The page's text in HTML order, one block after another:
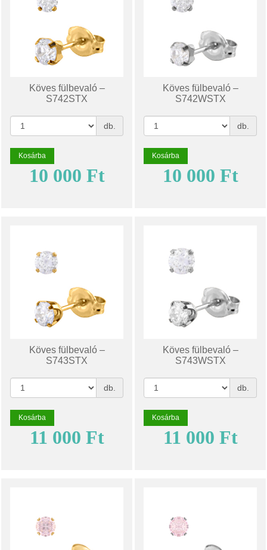
Köves fülbevaló –
S742STX
db.
Kosárba
10 000 Ft
Köves fülbevaló –
S742WSTX
db.
Kosárba
10 000 Ft
Köves fülbevaló –
S743STX
db.
Kosárba
11 000 Ft
Köves fülbevaló –
S743WSTX
db.
Kosárba
11 000 Ft